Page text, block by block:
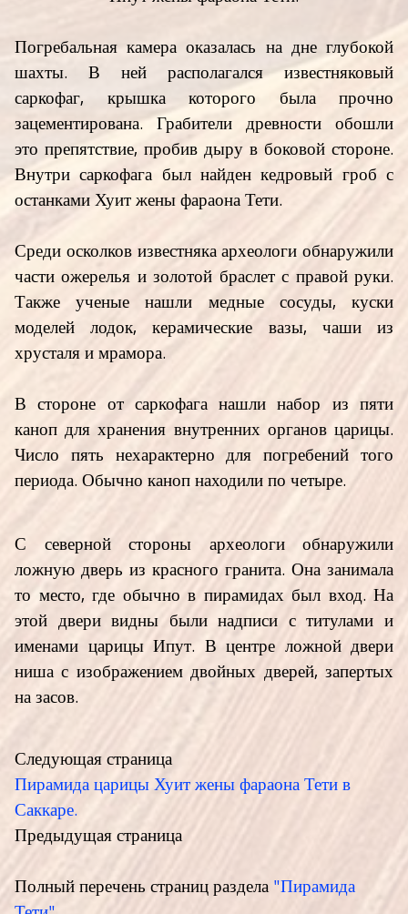
Погребальная камера оказалась на дне глубокой
шахты. В ней располагался известняковый
саркофаг, крышка которого была прочно
зацементирована. Грабители древности обошли
это препятствие, пробив дыру в боковой стороне.
Внутри саркофага был найден кедровый гроб с
останками Хуит жены фараона Тети.
Среди осколков известняка археологи обнаружили
части ожерелья и золотой браслет с правой руки.
Также ученые нашли медные сосуды, куски
моделей лодок, керамические вазы, чаши из
хрусталя и мрамора.
В стороне от саркофага нашли набор из пяти
каноп для хранения внутренних органов царицы.
Число пять нехарактерно для погребений того
периода. Обычно каноп находили по четыре.
С северной стороны археологи обнаружили
ложную дверь из красного гранита. Она занимала
то место, где обычно в пирамидах был вход. На
этой двери видны были надписи с титулами и
именами царицы Ипут. В центре ложной двери
ниша с изображением двойных дверей, запертых
на засов.
Следующая страница
Пирамида царицы Хуит жены фараона Тети в
Саккаре.
Предыдущая страница
Полный перечень страниц раздела "Пирамида